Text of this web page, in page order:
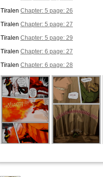
Tïralen Chapter: 5 page: 26
Tïralen Chapter: 5 page: 27
Tïralen Chapter: 5 page: 29
Tïralen Chapter: 6 page: 27
Tïralen Chapter: 6 page: 28